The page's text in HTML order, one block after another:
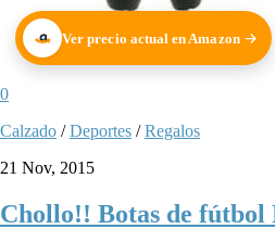
Ver precio actual en Amazon
0
Calzado /Deportes /Regalos
21 Nov, 2015
Chollo!! Botas de fútbol